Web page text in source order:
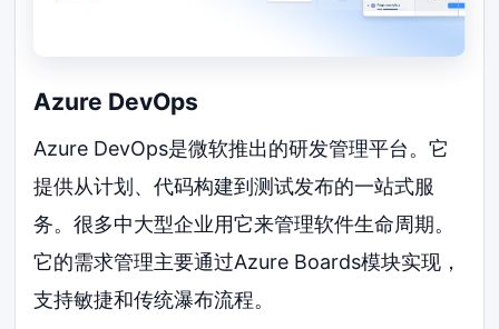
Azure DevOps
Azure DevOps是微软推出的研发管理平台。它
提供从计划、代码构建到测试发布的一站式服
务。很多中大型企业用它来管理软件生命周期。
它的需求管理主要通过Azure Boards模块实现，
支持敏捷和传统瀑布流程。